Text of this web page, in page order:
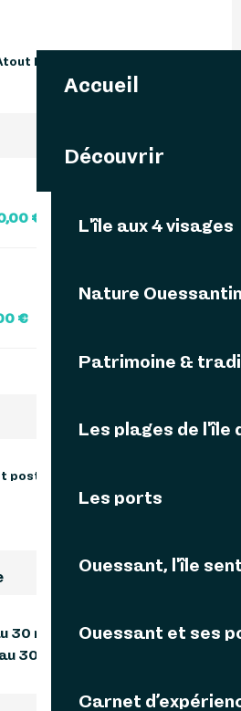
Accueil
Découvrir
L'île aux 4 visages
Nature
Patrimoine &
Les plages de l'île
Les ports
Ouessant, l'île
Ouessant et ses
Carnet
France
€
€
postaux
30 novembre 2026
30 novembre 2027